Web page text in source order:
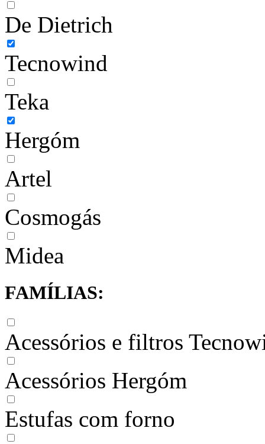
De Dietrich
Tecnowind
Teka
Hergóm
Artel
Cosmogás
Midea
FAMÍLIAS:
Acessórios e filtros
Acessórios Hergóm
Estufas com forno